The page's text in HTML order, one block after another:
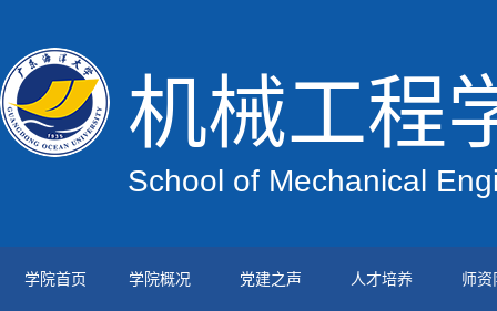
机械工程
School of Mechanical
学院首页 学院概况 党建之声 人才培养 师资